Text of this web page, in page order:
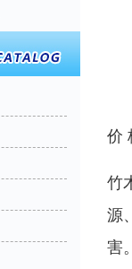
价
竹
源
害